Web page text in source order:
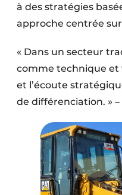
à des stratégies
approche centrée
« Dans un secteur
comme technique et
et l’écoute
de différenciation. » –